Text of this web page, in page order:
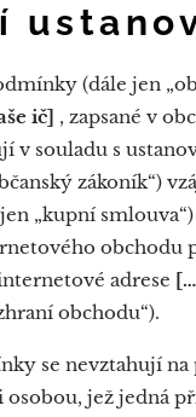
(dále jen
ič] , zapsané v
v souladu s
zákoník“)
„kupní
obchodu
adrese
obchodu“).
se nevztahují
jež jedná